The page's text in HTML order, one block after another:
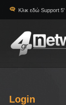
Κλικ εδώ Support 5'
Login